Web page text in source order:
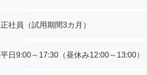
正社員（試用期間3カ月）
平日9:00～17:30（昼休み12:00～13:00）